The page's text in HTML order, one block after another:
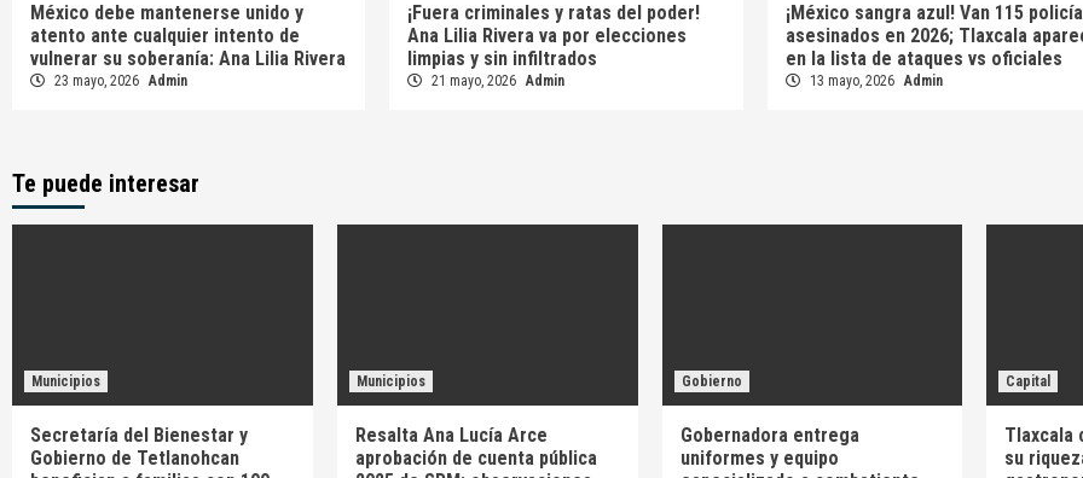
México debe mantenerse unido y
atento ante cualquier intento de
vulnerar su soberanía: Ana Lilia Rivera
23 mayo, 2026 Admin
¡Fuera criminales y ratas del poder!
Ana Lilia Rivera va por elecciones
limpias y sin infiltrados
21 mayo, 2026 Admin
¡México sangra azul! Van 115
asesinados en 2026; Tlaxcala
en la lista de ataques vs oficiales
13 mayo, 2026 Admin
Te puede interesar
Municipios
Secretaría del Bienestar y
Gobierno de Tetlanohcan
Municipios
Resalta Ana Lucía Arce
aprobación de cuenta pública
Gobierno
Gobernadora entrega
uniformes y equipo
Capital
Tlaxcala
su